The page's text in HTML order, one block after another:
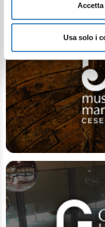
Usa solo i